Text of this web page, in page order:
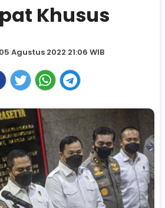
Khusus
Agustus 2022 21:06 WIB